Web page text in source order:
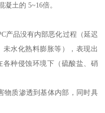
凝土的 5~16倍。
品没有内部恶化过程（延迟
水化熟料膨胀等），表现出
种侵蚀环境下（硫酸盐、硝
质渗透到基体内部，同时具